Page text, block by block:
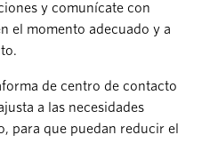
y comunícate con
el momento adecuado y a
de centro de contacto
a las necesidades
para que puedan reducir el